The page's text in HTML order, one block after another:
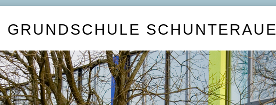
GRUNDSCHULE SCHUNTERAUE